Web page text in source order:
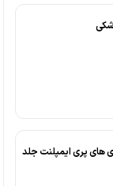
های پری ایمپلنت جلد